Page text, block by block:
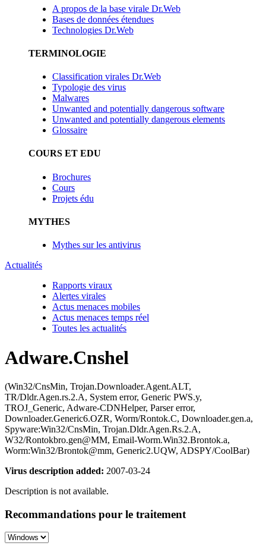
A propos de la base virale Dr.Web
Bases de données étendues
Technologies Dr.Web
TERMINOLOGIE
Classification virales Dr.Web
Typologie des virus
Malwares
Unwanted and potentially dangerous software
Unwanted and potentially dangerous elements
Glossaire
COURS ET EDU
Brochures
Cours
Projets édu
MYTHES
Mythes sur les antivirus
Actualités
Rapports viraux
Alertes virales
Actus menaces mobiles
Actus menaces temps réel
Toutes les actualités
Adware.Cnshel
(Win32/CnsMin, Trojan.Downloader.Agent.ALT,
TR/Dldr.Agen.rs.2.A, System error, Generic PWS.y,
TROJ_Generic, Adware-CDNHelper, Parser error,
Downloader.Generic6.OZR, Worm/Rontok.C, Downloader.gen.a,
Spyware:Win32/CnsMin, Trojan.Dldr.Agen.Rs.2.A,
W32/Rontokbro.gen@MM, Email-Worm.Win32.Brontok.a,
Worm:Win32/Brontok@mm, Generic2.UQW, ADSPY/CoolBar)
Virus description added: 2007-03-24
Description is not available.
Recommandations pour le traitement